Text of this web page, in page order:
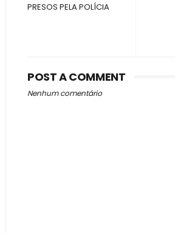
PRESOS PELA POLÍCIA
POST A COMMENT
Nenhum comentário